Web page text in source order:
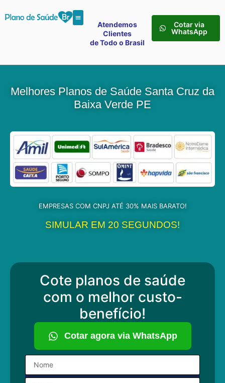
Atendemos
Clientes
de Todo o Brasil
Cotar via
WhatsApp
Melhores Planos de Saúde Santa Cruz da
Baixa Verde PE
EMPRESAS COM CNPJ ATÉ 30% MAIS BARATO!
SIMULAR EM 20 SEGUNDOS!
Cote planos de saúde
com o melhor custo-
benefício!
Cotar agora via WhatsApp